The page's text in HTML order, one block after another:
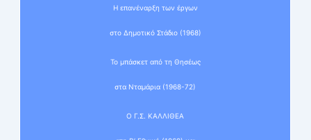
Η επανέναρξη των έργων
στο Δημοτικό Στάδιο (1968)
Το μπάσκετ από τη Θησέως
στα Νταμάρια (1968-72)
Ο Γ.Σ. ΚΑΛΛΙΘΕΑ